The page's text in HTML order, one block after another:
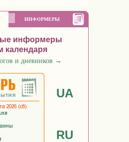
ИНФОРМЕРЫ
информеры
календаря
и дневников →
UA
RU